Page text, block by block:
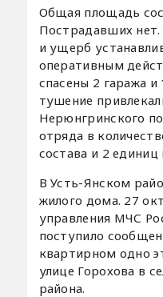
Общая площадь
Пострадавших
и ущерб
оперативным
спасены 2 гаража
тушение
Нерюнгринского
отряда в
состава и 2
В Усть-Янском
жилого дома. 27
управления МЧС
поступило
квартирном одно
улице Горохова в
района.